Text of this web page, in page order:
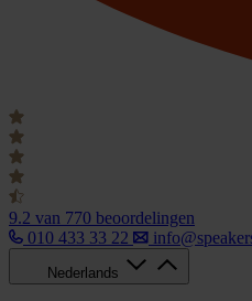
9.2 van 770 beoordelingen
010 433 33 22
Nederlands